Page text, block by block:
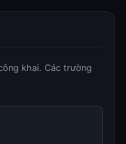
khai. Các trường